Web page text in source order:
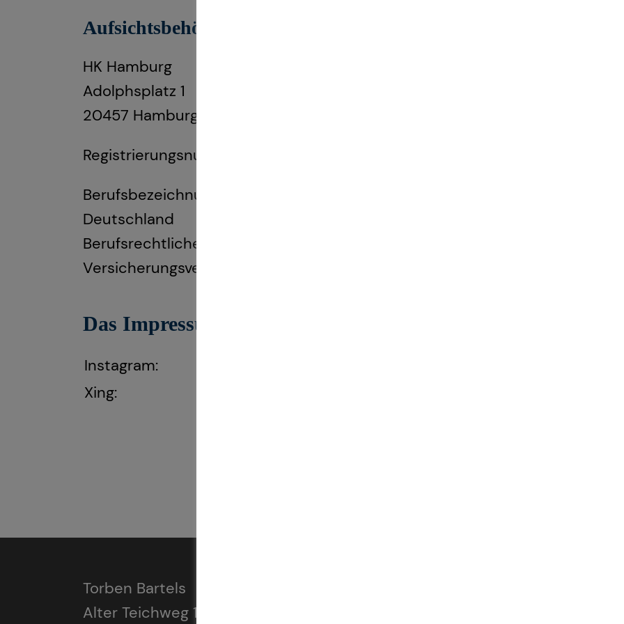
Aufsichtsbehörde:
HK Hamburg
Adolphsplatz 1
20457 Hamburg
Registrierungsnummer: D-F-131-TQ3F-93
Berufsbezeichnung: Finanzanlagenvermittler nach § 34f Abs. 1 Satz 1 Nr. 1
Deutschland
Berufsrechtliche Regelungen: § 34 f Gewerbeordnung (GewO), Verordnung
Versicherungsvermittlung und -beratung (VersVermV), abrufbar unter
Das Impressum gilt auch für folgende Social Media Profile
Instagram:
Xing:
Torben Bartels
Alter Teichweg 17